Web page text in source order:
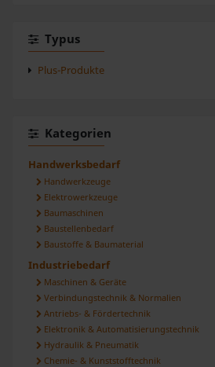
Typus
Plus-Produkte
Kategorien
Handwerksbedarf
Handwerkzeuge
Elektrowerkzeuge
Baumaschinen
Baustellenbedarf
Baustoffe & Baumaterial
Industriebedarf
Maschinen & Geräte
Verbindungstechnik & Normalien
Antriebs- & Fördertechnik
Elektronik & Automatisierungstechnik
Hydraulik & Pneumatik
Chemie- & Kunststofftechnik